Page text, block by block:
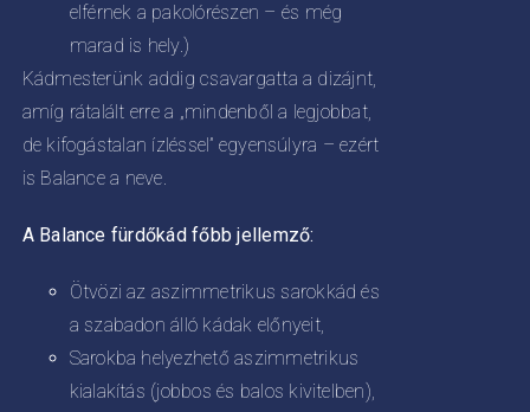
elférnek a pakolórészen – és még
marad is hely.)
Kádmesterünk addig csavargatta a dizájnt,
amíg rátalált erre a „mindenből a legjobbat,
de kifogástalan ízléssel” egyensúlyra – ezért
is Balance a neve.
A Balance fürdőkád főbb jellemző:
Ötvözi az aszimmetrikus sarokkád és
a szabadon álló kádak előnyeit,
Sarokba helyezhető aszimmetrikus
kialakítás (jobbos és balos kivitelben),